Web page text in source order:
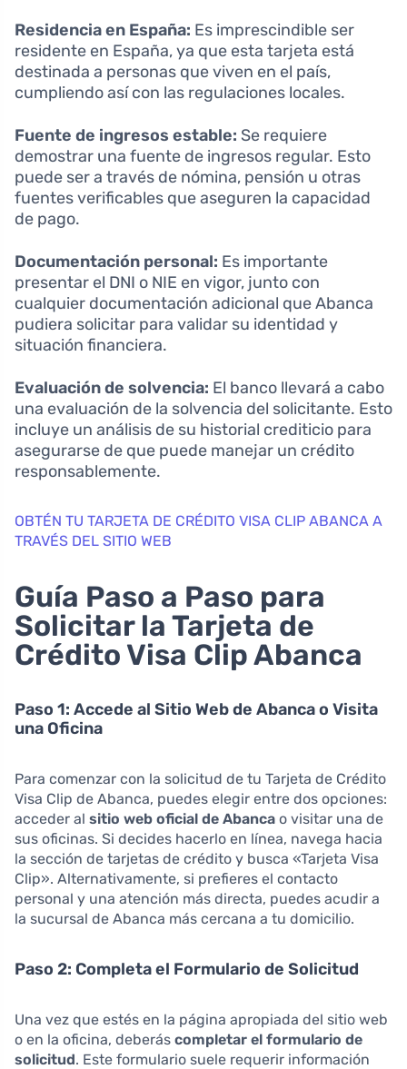
Residencia en España: Es imprescindible ser
residente en España, ya que esta tarjeta está
destinada a personas que viven en el país,
cumpliendo así con las regulaciones locales.
Fuente de ingresos estable: Se requiere
demostrar una fuente de ingresos regular. Esto
puede ser a través de nómina, pensión u otras
fuentes verificables que aseguren la capacidad
de pago.
Documentación personal: Es importante
presentar el DNI o NIE en vigor, junto con
cualquier documentación adicional que Abanca
pudiera solicitar para validar su identidad y
situación financiera.
Evaluación de solvencia: El banco llevará a cabo
una evaluación de la solvencia del solicitante. Esto
incluye un análisis de su historial crediticio para
asegurarse de que puede manejar un crédito
responsablemente.
OBTÉN TU TARJETA DE CRÉDITO VISA CLIP ABANCA A
TRAVÉS DEL SITIO WEB
Guía Paso a Paso para
Solicitar la Tarjeta de
Crédito Visa Clip Abanca
Paso 1: Accede al Sitio Web de Abanca o Visita
una Oficina
Para comenzar con la solicitud de tu Tarjeta de Crédito
Visa Clip de Abanca, puedes elegir entre dos opciones:
acceder al sitio web oficial de Abanca o visitar una de
sus oficinas. Si decides hacerlo en línea, navega hacia
la sección de tarjetas de crédito y busca «Tarjeta Visa
Clip». Alternativamente, si prefieres el contacto
personal y una atención más directa, puedes acudir a
la sucursal de Abanca más cercana a tu domicilio.
Paso 2: Completa el Formulario de Solicitud
Una vez que estés en la página apropiada del sitio web
o en la oficina, deberás completar el formulario de
solicitud. Este formulario suele requerir información